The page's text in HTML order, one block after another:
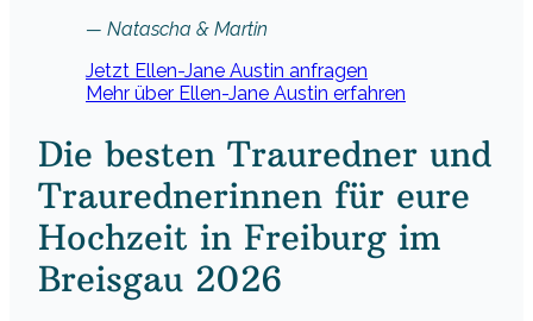
— Natascha & Martin
Jetzt Ellen-Jane Austin anfragen
Mehr über Ellen-Jane Austin erfahren
Die besten Trauredner und
Traurednerinnen für eure
Hochzeit in Freiburg im
Breisgau 2026